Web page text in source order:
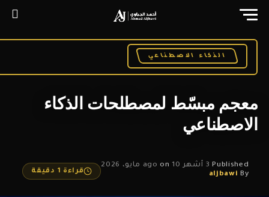
الذكاء الاصطناعي
معجم مبسّط لمصطلحات الذكاء
الاصطناعي
Published 3 أشهر ago on 10 مايو، 2026
By
aljbawi قراءة 1 دقيقة